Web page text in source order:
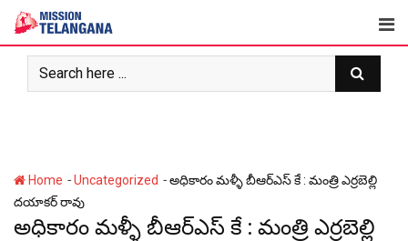
Skip
content
Home -Uncategorized -అధికారం మ‌ళ్ళీ బీఆర్ఎస్ కే : మంత్రి ఎర్ర‌బెల్లి
ద‌యాక‌ర్ రావు
అధికారం మ‌ళ్ళీ బీఆర్ఎస్ కే : మంత్రి ఎర్ర‌బెల్లి